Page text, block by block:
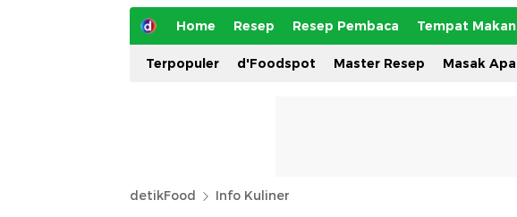
Home Resep Resep Pembaca Tempat Makan
Terpopuler d'Foodspot Master Resep Masak Apa
detikFood Info Kuliner